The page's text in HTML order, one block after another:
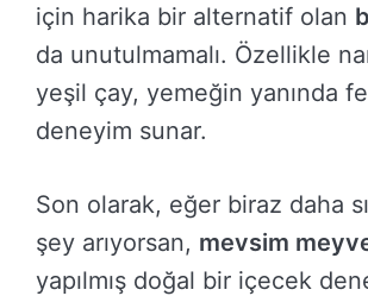
için harika bir alternatif olan
da unutulmamalı. Özellikle
yeşil çay, yemeğin yanında
deneyim sunar.
Son olarak, eğer biraz daha
şey arıyorsan, mevsim
yapılmış doğal bir içecek